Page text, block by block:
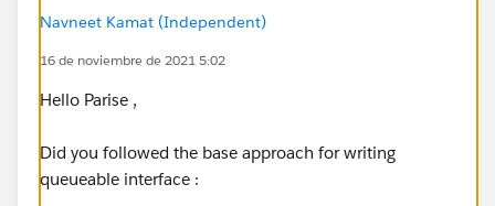
Navneet Kamat (Independent)
16 de noviembre de 2021 5:02
Hello Parise ,
Did you followed the base approach for writing
queueable interface :